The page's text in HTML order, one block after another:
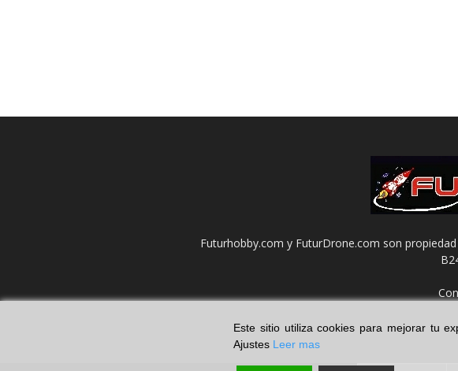
Futurhobby.com y FuturDrone.com son
Este sitio utiliza cookies para mejorar tu
Ajustes Leer mas